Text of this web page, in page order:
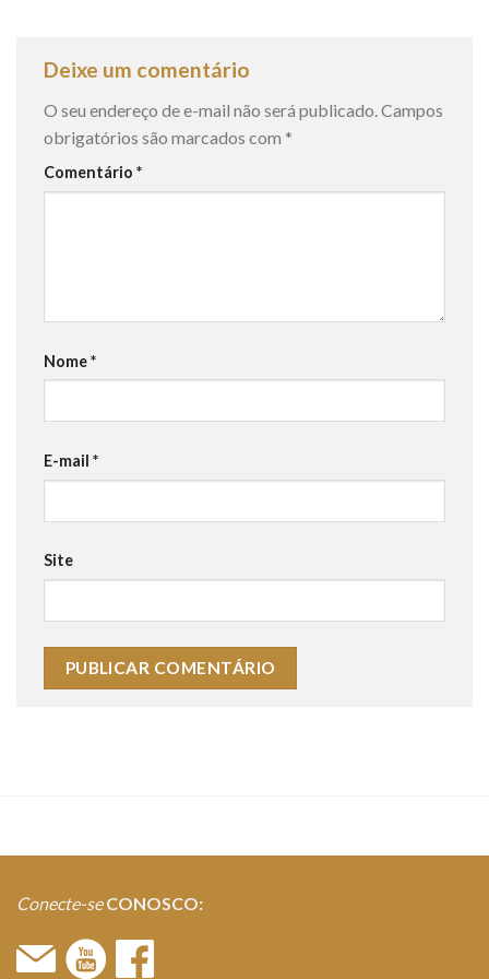
Deixe um comentário
O seu endereço de e-mail não será publicado.Campos
obrigatórios são marcados com *
Comentário *
Nome*
E-mail *
Site
Conecte-se CONOSCO: